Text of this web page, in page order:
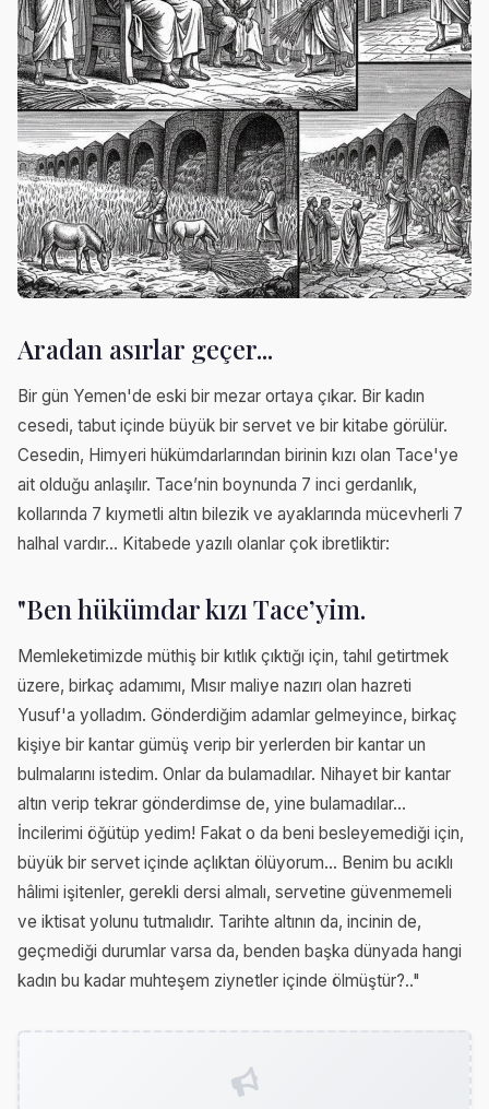
Aradan asırlar geçer...
Bir gün Yemen'de eski bir mezar ortaya çıkar. Bir kadın
cesedi, tabut içinde büyük bir servet ve bir kitabe görülür.
Cesedin, Himyeri hükümdarlarından birinin kızı olan Tace'ye
ait olduğu anlaşılır. Tace’nin boynunda 7 inci gerdanlık,
kollarında 7 kıymetli altın bilezik ve ayaklarında mücevherli 7
halhal vardır... Kitabede yazılı olanlar çok ibretliktir:
"Ben hükümdar kızı Tace’yim.
Memleketimizde müthiş bir kıtlık çıktığı için, tahıl getirtmek
üzere, birkaç adamımı, Mısır maliye nazırı olan hazreti
Yusuf'a yolladım. Gönderdiğim adamlar gelmeyince, birkaç
kişiye bir kantar gümüş verip bir yerlerden bir kantar un
bulmalarını istedim. Onlar da bulamadılar. Nihayet bir kantar
altın verip tekrar gönderdimse de, yine bulamadılar...
İncilerimi öğütüp yedim! Fakat o da beni besleyemediği için,
büyük bir servet içinde açlıktan ölüyorum... Benim bu acıklı
hâlimi işitenler, gerekli dersi almalı, servetine güvenmemeli
ve iktisat yolunu tutmalıdır. Tarihte altının da, incinin de,
geçmediği durumlar varsa da, benden başka dünyada hangi
kadın bu kadar muhteşem ziynetler içinde ölmüştür?.."